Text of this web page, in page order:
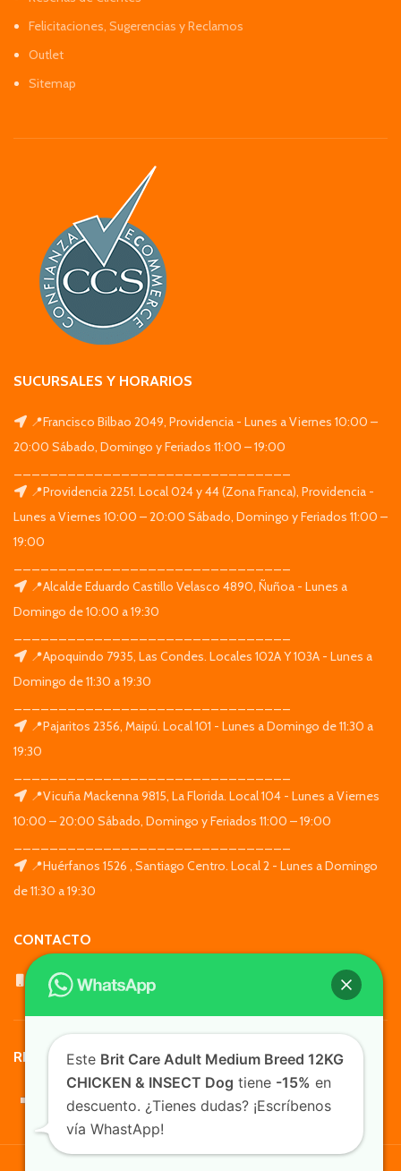
Felicitaciones, Sugerencias y Reclamos
Outlet
Sitemap
SUCURSALES Y HORARIOS
📍Francisco Bilbao 2049, Providencia - Lunes a Viernes 10:00 –
20:00 Sábado, Domingo y Feriados 11:00 – 19:00
📍Providencia 2251. Local 024 y 44 (Zona Franca), Providencia -
Lunes a Viernes 10:00 – 20:00 Sábado, Domingo y Feriados 11:00 –
19:00
📍Alcalde Eduardo Castillo Velasco 4890, Ñuñoa - Lunes a
Domingo de 10:00 a 19:30
📍Apoquindo 7935, Las Condes. Locales 102A Y 103A - Lunes a
Domingo de 11:30 a 19:30
📍Pajaritos 2356, Maipú. Local 101 - Lunes a Domingo de 11:30 a
19:30
📍Vicuña Mackenna 9815, La Florida. Local 104 - Lunes a Viernes
10:00 – 20:00 Sábado, Domingo y Feriados 11:00 – 19:00
📍Huérfanos 1526 , Santiago Centro. Local 2 - Lunes a Domingo
de 11:30 a 19:30
CONTACTO
WhatsApp: +569 7564 4676
REDES SOCIALES
TusMascotas.cl
Este Brit Care Adult Medium Breed 12KG
CHICKEN & INSECT Dog tiene -15% en
descuento. ¿Tienes dudas? ¡Escríbenos
vía WhastApp!